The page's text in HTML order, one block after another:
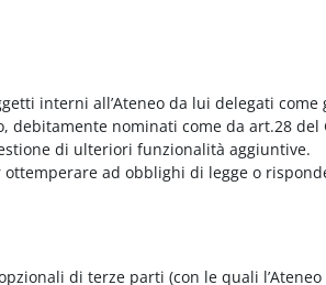
interni all’Ateneo da lui delegati
nominati come da art.28 del
di ulteriori funzionalità aggiuntive.
ad obblighi di legge o
di terze parti (con le quali